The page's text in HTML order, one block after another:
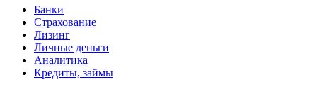
Банки
Страхование
Лизинг
Личные деньги
Аналитика
Кредиты, займы